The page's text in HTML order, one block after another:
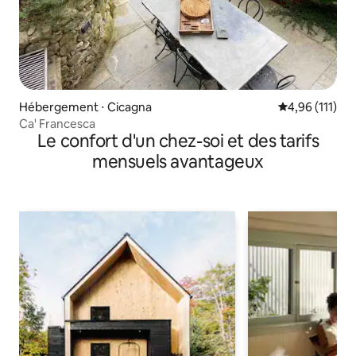
Hébergement ⋅ Cicagna Évaluation
4,96 (111)
Ca' Francesca
Le confort d'un chez-soi et des tarifs
mensuels avantageux